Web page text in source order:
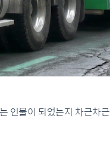
인물이 되었는지 차근차